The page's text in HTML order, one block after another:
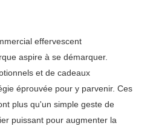
effervescent
aspire à se démarquer.
et de cadeaux
éprouvée pour y parvenir. Ces
plus qu'un simple geste de
puissant pour augmenter la